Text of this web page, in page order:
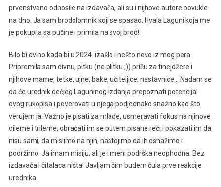
prvenstveno odnosile na izdavača, ali su i nijhove autore povukle
na dno. Ja sam brodolomnik koji se spasao. Hvala Laguni koja me
je pokupila sa pučine i primila na svoj brod!
Bilo bi dvino kada bi u 2024. izašlo i nešto novo iz mog pera.
Pripremila sam divnu, pitku (ne plitku ;)) priču za tinejdžere i
njihove mame, tetke, ujne, bake, učiteljice, nastavnice… Nadam se
da će urednik dečjeg Laguninog izdanja prepoznati potencijal
ovog rukopisa i poverovati u njega podjednako snažno kao što
verujem ja. Važno je pisati za mlade, usmeravati fokus na njihove
dileme i trileme, obraćati im se putem pisane reči i pokazati im da
nisu sami, da mislimo na njih, nastojimo da ih osnažimo i
podržimo. Ja imam misiju, ali je i meni podrška neophodna. Bez
izdavača i čitalaca ništa! Javljam čim budem čula prve reakcije
urednika.